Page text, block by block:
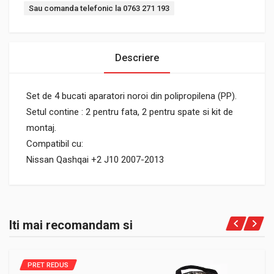
Sau comanda telefonic la 0763 271 193
Descriere
Set de 4 bucati aparatori noroi din polipropilena (PP).
Setul contine : 2 pentru fata, 2 pentru spate si kit de
montaj.
Compatibil cu:
Nissan Qashqai +2 J10 2007-2013
Iti mai recomandam si
PRET REDUS